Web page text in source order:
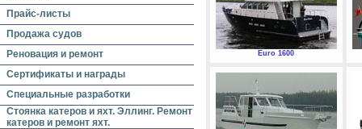
Прайс-листы
Продажа судов
Реновация и ремонт
Сертификаты и награды
Специальные разработки
Стоянка катеров и яхт. Эллинг. Ремонт
катеров и ремонт яхт.
Euro 1600